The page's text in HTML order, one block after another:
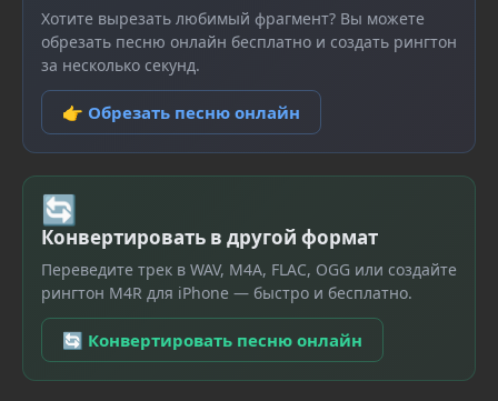
Хотите вырезать любимый фрагмент? Вы можете
обрезать песню онлайн бесплатно и создать рингтон
за несколько секунд.
👉 Обрезать песню онлайн
🔄
Конвертировать в другой формат
Переведите трек в WAV, M4A, FLAC, OGG или создайте
рингтон M4R для iPhone — быстро и бесплатно.
🔄 Конвертировать песню онлайн